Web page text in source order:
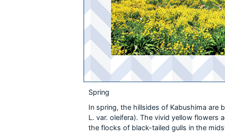
Spring
In spring, the hillsides of Kabushima are
L. var. oleifera). The vivid yellow
the flocks of black-tailed gulls in the